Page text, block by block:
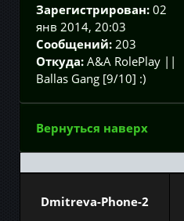
Зарегистрирован: 02
янв 2014, 20:03
Сообщений: 203
Откуда: A&A RolePlay ||
Ballas Gang [9/10] :)
Вернуться наверх
Dmitreva-Phone-2